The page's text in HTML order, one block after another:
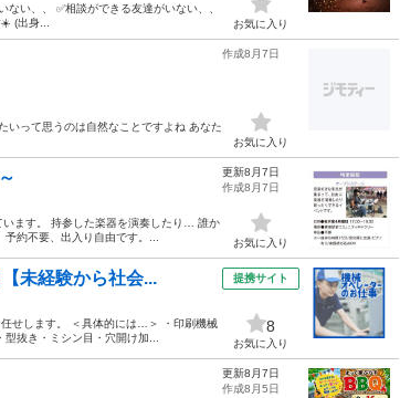
い、、 ✅相談ができる友達がいない、、
(出身...
お気に入り
いって思うのは自然なことですよね あなた
作成8月7日
お気に入り
います。 持参した楽器を演奏したり… 誰か
約不要、出入り自由です。...
更新8月7日
作成8月7日
お気に入り
未経験から社会...
せします。 ＜具体的には…＞ ・印刷機械
抜き・ミシン目・穴開け加...
提携サイト
8
お気に入り
更新8月7日
作成8月5日